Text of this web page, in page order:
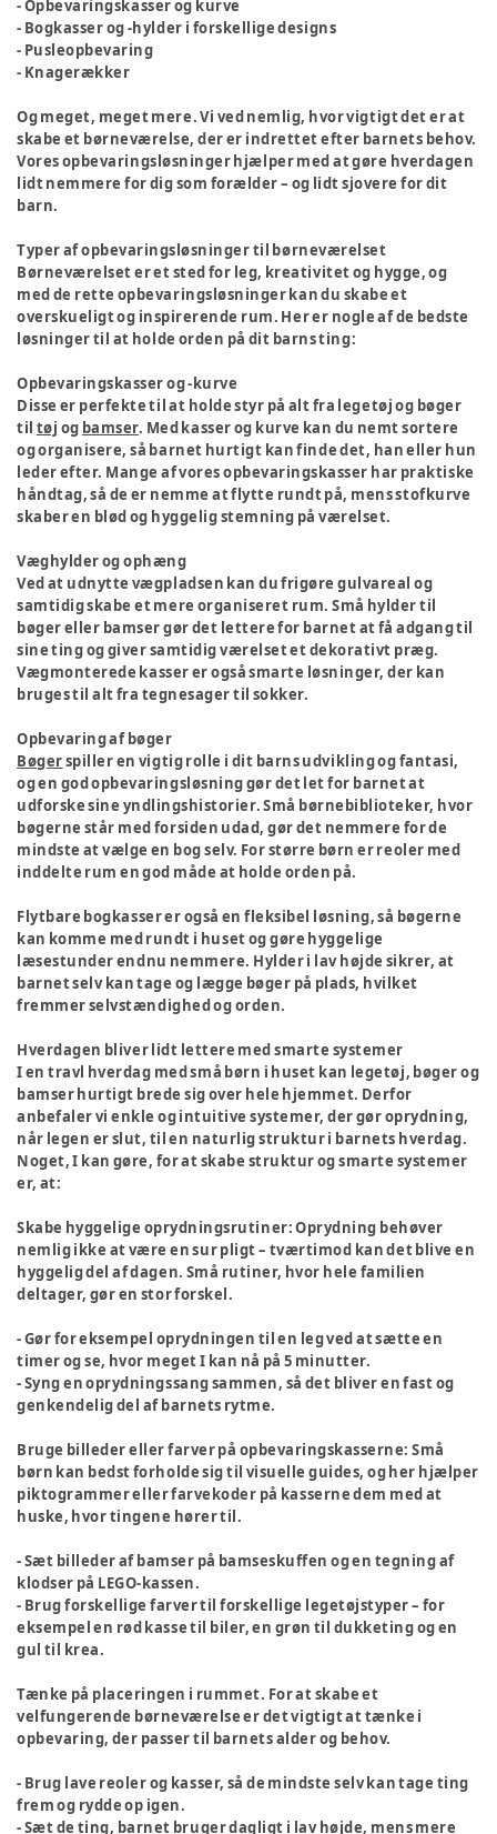
- Opbevaringskasser og kurve
- Bogkasser og -hylder i forskellige designs
- Pusleopbevaring
- Knagerækker
Og meget, meget mere. Vi ved nemlig, hvor vigtigt det er at
skabe et børneværelse, der er indrettet efter barnets behov.
Vores opbevaringsløsninger hjælper med at gøre hverdagen
lidt nemmere for dig som forælder – og lidt sjovere for dit
barn.
Typer af opbevaringsløsninger til børneværelset
Børneværelset er et sted for leg, kreativitet og hygge, og
med de rette opbevaringsløsninger kan du skabe et
overskueligt og inspirerende rum. Her er nogle af de bedste
løsninger til at holde orden på dit barns ting:
Opbevaringskasser og -kurve
Disse er perfekte til at holde styr på alt fra legetøj og bøger
til tøj og bamser. Med kasser og kurve kan du nemt sortere
og organisere, så barnet hurtigt kan finde det, han eller hun
leder efter. Mange af vores opbevaringskasser har praktiske
håndtag, så de er nemme at flytte rundt på, mens stofkurve
skaber en blød og hyggelig stemning på værelset.
Væghylder og ophæng
Ved at udnytte vægpladsen kan du frigøre gulvareal og
samtidig skabe et mere organiseret rum. Små hylder til
bøger eller bamser gør det lettere for barnet at få adgang til
sine ting og giver samtidig værelset et dekorativt præg.
Vægmonterede kasser er også smarte løsninger, der kan
bruges til alt fra tegnesager til sokker.
Opbevaring af bøger
Bøgerspiller en vigtig rolle i dit barns udvikling og fantasi,
og en god opbevaringsløsning gør det let for barnet at
udforske sine yndlingshistorier. Små børnebiblioteker, hvor
bøgerne står med forsiden udad, gør det nemmere for de
mindste at vælge en bog selv. For større børn er reoler med
inddelte rum en god måde at holde orden på.
Flytbare bogkasser er også en fleksibel løsning, så bøgerne
kan komme med rundt i huset og gøre hyggelige
læsestunder endnu nemmere. Hylder i lav højde sikrer, at
barnet selv kan tage og lægge bøger på plads, hvilket
fremmer selvstændighed og orden.
Hverdagen bliver lidt lettere med smarte systemer
I en travl hverdag med små børn i huset kan legetøj, bøger og
bamser hurtigt brede sig over hele hjemmet. Derfor
anbefaler vi enkle og intuitive systemer, der gør oprydning,
når legen er slut, til en naturlig struktur i barnets hverdag.
Noget, I kan gøre, for at skabe struktur og smarte systemer
er, at:
Skabe hyggelige oprydningsrutiner: Oprydning behøver
nemlig ikke at være en sur pligt – tværtimod kan det blive en
hyggelig del af dagen. Små rutiner, hvor hele familien
deltager, gør en stor forskel.
- Gør for eksempel oprydningen til en leg ved at sætte en
timer og se, hvor meget I kan nå på 5 minutter.
- Syng en oprydningssang sammen, så det bliver en fast og
genkendelig del af barnets rytme.
Bruge billeder eller farver på opbevaringskasserne: Små
børn kan bedst forholde sig til visuelle guides, og her hjælper
piktogrammer eller farvekoder på kasserne dem med at
huske, hvor tingene hører til.
- Sæt billeder af bamser på bamseskuffen og en tegning af
klodser på LEGO-kassen.
- Brug forskellige farver til forskellige legetøjstyper – for
eksempel en rød kasse til biler, en grøn til dukketing og en
gul til krea.
Tænke på placeringen i rummet. For at skabe et
velfungerende børneværelse er det vigtigt at tænke i
opbevaring, der passer til barnets alder og behov.
- Brug lave reoler og kasser, så de mindste selv kan tage ting
frem og rydde op igen.
- Sæt de ting, barnet bruger dagligt i lav højde, mens mere